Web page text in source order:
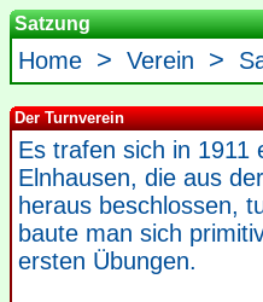
Satzung
Home > Verein >
Der Turnverein
Es trafen sich in 1911
Elnhausen, die aus
heraus beschlossen,
baute man sich
ersten Übungen.